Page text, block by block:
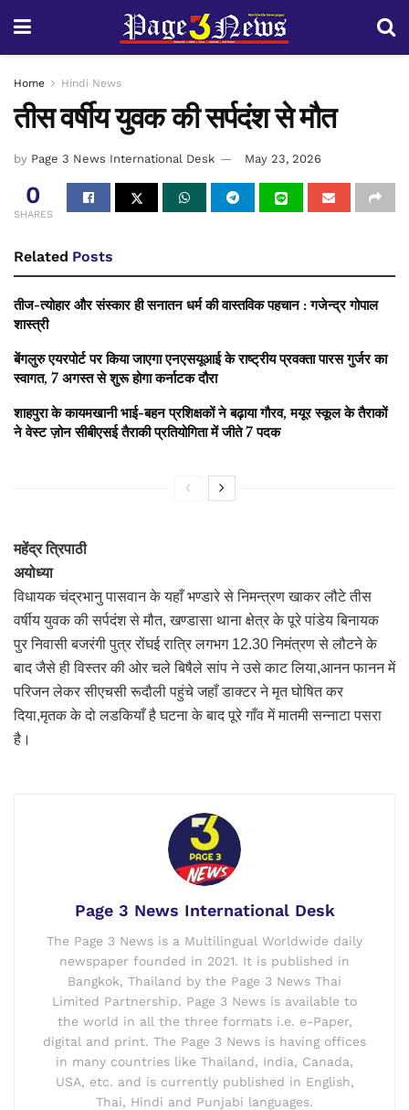
Home Hindi News
तीस वर्षीय युवक की सर्पदंश से मौत
by Page 3 News International Desk May 23, 2026
0
SHARES
Related Posts
तीज-त्योहार और संस्कार ही सनातन धर्म की वास्तविक पहचान : गजेन्द्र गोपाल
शास्त्री
बेंगलुरु एयरपोर्ट पर किया जाएगा एनएसयूआई के राष्ट्रीय प्रवक्ता पारस गुर्जर का
स्वागत, 7 अगस्त से शुरू होगा कर्नाटक दौरा
शाहपुरा के कायमखानी भाई-बहन प्रशिक्षकों ने बढ़ाया गौरव, मयूर स्कूल के तैराकों
ने वेस्ट ज़ोन सीबीएसई तैराकी प्रतियोगिता में जीते 7 पदक
महेंद्र त्रिपाठी
अयोध्या
विधायक चंद्रभानु पासवान के यहाँ भण्डारे से निमन्त्रण खाकर लौटे तीस
वर्षीय युवक की सर्पदंश से मौत, खण्डासा थाना क्षेत्र के पूरे पांडेय बिनायक
पुर निवासी बजरंगी पुत्र रोंघई रात्रि लगभग 12.30 निमंत्रण से लौटने के
बाद जैसे ही विस्तर की ओर चले बिषैले सांप ने उसे काट लिया,आनन फानन में
परिजन लेकर सीएचसी रूदौली पहुंचे जहाँ डाक्टर ने मृत घोषित कर
दिया,मृतक के दो लडकियाँ है घटना के बाद पूरे गाँव में मातमी सन्नाटा पसरा
है।
Page 3 News International Desk
The Page 3 News is a Multilingual Worldwide daily
newspaper founded in 2021. It is published in
Bangkok, Thailand by the Page 3 News Thai
Limited Partnership. Page 3 News is available to
the world in all the three formats i.e. e-Paper,
digital and print. The Page 3 News is having offices
in many countries like Thailand, India, Canada,
USA, etc. and is currently published in English,
Thai, Hindi and Punjabi languages.